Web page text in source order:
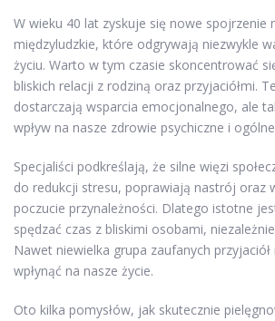
W wieku 40 lat zyskuje się nowe spojrzenie
międzyludzkie, które odgrywają niezwykle
życiu. Warto w tym czasie skoncentrować
bliskich relacji z rodziną oraz przyjaciółmi.
dostarczają wsparcia emocjonalnego, ale
wpływ na nasze zdrowie psychiczne i
Specjaliści podkreślają, że silne więzi
do redukcji stresu, poprawiają nastrój oraz
poczucie przynależności. Dlatego istotne
spędzać czas z bliskimi osobami,
Nawet niewielka grupa zaufanych
wpłynąć na nasze życie.
Oto kilka pomysłów, jak skutecznie